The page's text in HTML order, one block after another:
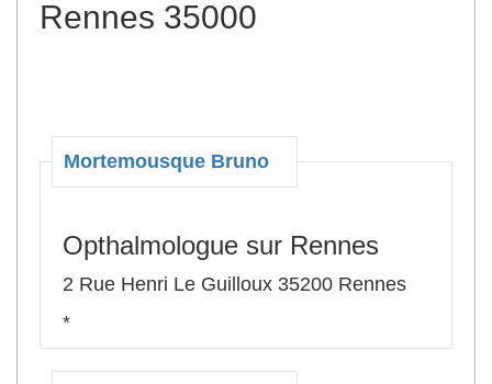
Rennes 35000
Mortemousque Bruno
Opthalmologue sur Rennes
2 Rue Henri Le Guilloux 35200 Rennes
*